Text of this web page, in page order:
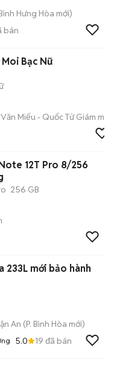
Hưng Hòa mới)
bán
Bạc Nữ
Văn Miếu - Quốc Tử Giám mới)
12T Pro 8/256
256 GB
233L mới bảo hành
An (P. Bình Hòa mới)
5.0 19 đã bán